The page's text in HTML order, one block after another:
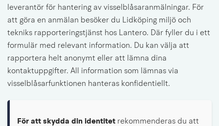
leverantör för hantering av visselblåsaranmälningar. För
att göra en anmälan besöker du Lidköping miljö och
tekniks rapporteringstjänst hos Lantero. Där fyller du i ett
formulär med relevant information. Du kan välja att
rapportera helt anonymt eller att lämna dina
kontaktuppgifter. All information som lämnas via
visselblåsarfunktionen hanteras konfidentiellt.
För att skydda din identitet rekommenderas du att